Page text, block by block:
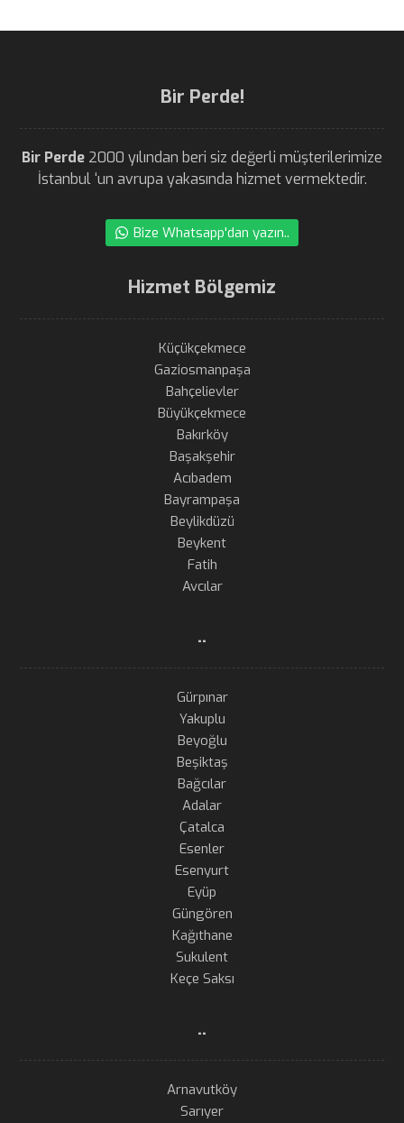
Bir Perde!
Bir Perde 2000 yılından beri siz değerli müşterilerimize
İstanbul ‘un avrupa yakasında hizmet vermektedir.
Bize Whatsapp'dan yazın..
Hizmet Bölgemiz
Küçükçekmece
Gaziosmanpaşa
Bahçelievler
Büyükçekmece
Bakırköy
Başakşehir
Acıbadem
Bayrampaşa
Beylikdüzü
Beykent
Fatih
Avcılar
..
Gürpınar
Yakuplu
Beyoğlu
Beşiktaş
Bağcılar
Adalar
Çatalca
Esenler
Esenyurt
Eyüp
Güngören
Kağıthane
Sukulent
Keçe Saksı
..
Arnavutköy
Sarıyer